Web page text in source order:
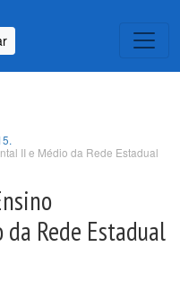
II e Médio da Rede Estadual
Rede Estadual